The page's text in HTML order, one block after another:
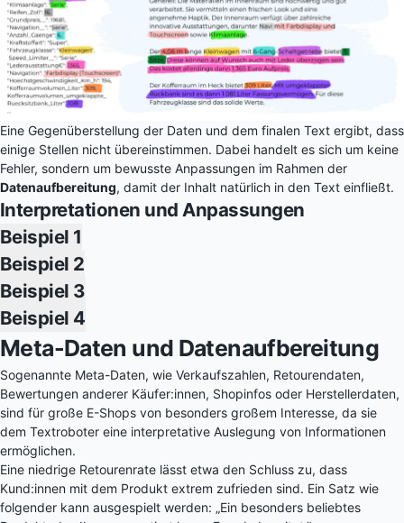
Eine Gegenüberstellung der Daten und dem finalen Text ergibt, dass
einige Stellen nicht übereinstimmen. Dabei handelt es sich um keine
Fehler, sondern um bewusste Anpassungen im Rahmen der
Datenaufbereitung, damit der Inhalt natürlich in den Text einfließt.
Interpretationen und Anpassungen
Beispiel 1
Beispiel 2
Beispiel 3
Beispiel 4
Meta-Daten und Datenaufbereitung
Sogenannte Meta-Daten, wie Verkaufszahlen, Retourendaten,
Bewertungen anderer Käufer:innen, Shopinfos oder Herstellerdaten,
sind für große E-Shops von besonders großem Interesse, da sie
dem Textroboter eine interpretative Auslegung von Informationen
ermöglichen.
Eine niedrige Retourenrate lässt etwa den Schluss zu, dass
Kund:innen mit dem Produkt extrem zufrieden sind. Ein Satz wie
folgender kann ausgespielt werden: „Ein besonders beliebtes